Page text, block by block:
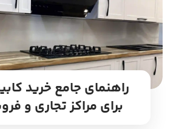
راهنمای جامع خرید
برای مراکز تجاری و